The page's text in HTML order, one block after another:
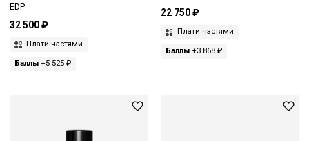
EDP
32 500 ₽
Плати частями
Баллы +5 525 ₽
22 750 ₽
Плати частями
Баллы+3 868 ₽